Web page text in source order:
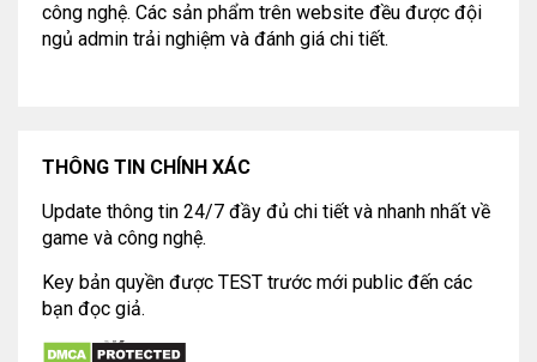
công nghệ. Các sản phẩm trên website đều được đội
ngủ admin trải nghiệm và đánh giá chi tiết.
THÔNG TIN CHÍNH XÁC
Update thông tin 24/7 đầy đủ chi tiết và nhanh nhất về
game và công nghệ.
Key bản quyền được TEST trước mới public đến các
bạn đọc giả.